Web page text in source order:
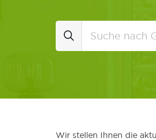
Wir stellen Ihnen die